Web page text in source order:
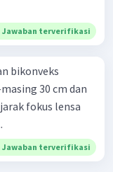
Jawaban terverifikasi
bikonveks
30 cm dan
fokus lensa
Jawaban terverifikasi